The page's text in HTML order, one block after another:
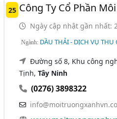
25 Công Ty Cổ Phần
Ngày cập nhật gần nhất:
Ngành: DẦU THẢI - DỊCH VỤ THU
Đường số 8, Khu công
Tịnh,Tây Ninh
(0276) 3898322